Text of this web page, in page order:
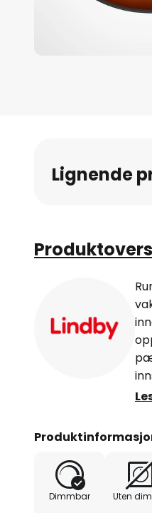
bildegalleri
Lignende
Dimmbar Uten